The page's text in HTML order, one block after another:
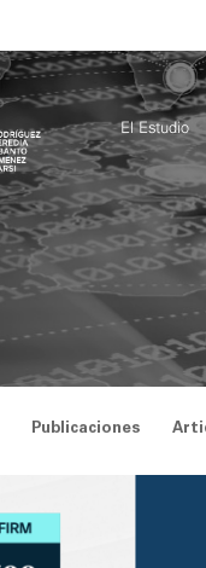
El Estudio
Publicaciones